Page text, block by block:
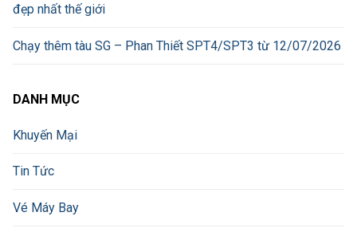
đẹp nhất thế giới
Chạy thêm tàu SG – Phan Thiết SPT4/SPT3 từ 12/07/2026
DANH MỤC
Khuyến Mại
Tin Tức
Vé Máy Bay